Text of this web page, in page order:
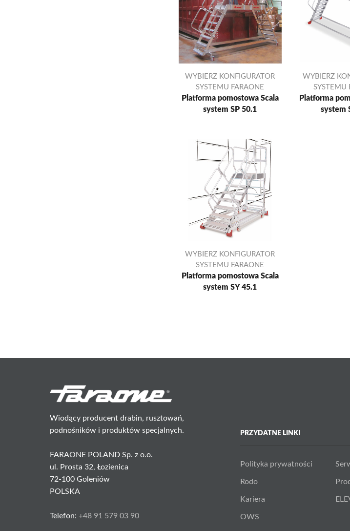
WYBIERZ KONFIGURATOR
SYSTEMU FARAONE
Platforma pomostowa Scala
system SP 50.1
WYBIERZ
SYSTEMU
Platforma
system
WYBIERZ KONFIGURATOR
SYSTEMU FARAONE
Platforma pomostowa Scala
system SY 45.1
Wiodący producent drabin, rusztowań,
podnośników i produktów specjalnych.
FARAONE POLAND Sp. z o.o.
ul. Prosta 32, Łozienica
72-100 Goleniów
POLSKA
Telefon: +48 91 579 03 90
PRZYDATNE LINKI
Polityka prywatności
Rodo
Kariera
OWS